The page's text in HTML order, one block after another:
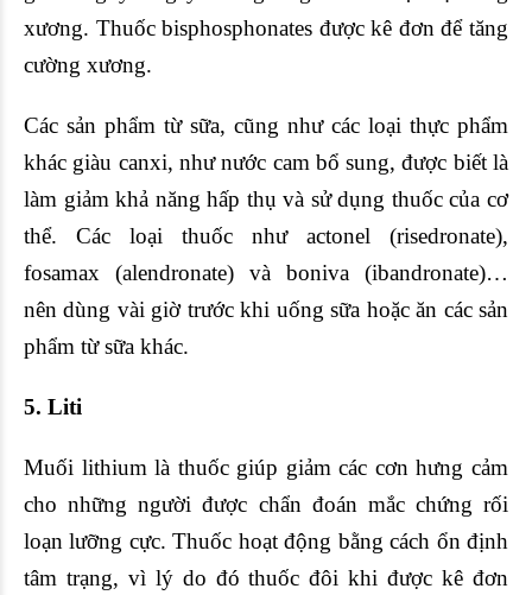
xương. Thuốc bisphosphonates được kê đơn để tăng
cường xương.
Các sản phẩm từ sữa, cũng như các loại thực phẩm
khác giàu canxi, như nước cam bổ sung, được biết là
làm giảm khả năng hấp thụ và sử dụng thuốc của cơ
thể. Các loại thuốc như actonel (risedronate),
fosamax (alendronate) và boniva (ibandronate)…
nên dùng vài giờ trước khi uống sữa hoặc ăn các sản
phẩm từ sữa khác.
5. Liti
Muối lithium là thuốc giúp giảm các cơn hưng cảm
cho những người được chẩn đoán mắc chứng rối
loạn lưỡng cực. Thuốc hoạt động bằng cách ổn định
tâm trạng, vì lý do đó thuốc đôi khi được kê đơn